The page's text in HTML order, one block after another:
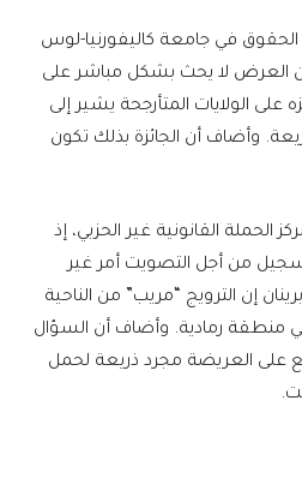
في جامعة كاليفورنيا-لوس
العرض لا يحث بشكل مباشر على
على الولايات المتأرجحة يشير إلى
وأضاف أن الجائزة بذلك تكون
القانونية غير الحزبي، إذ
من أجل التصويت أمر غير
إن الترويج “مريب” من الناحية
منطقة رمادية. وأضاف أن السؤال
على العريضة مجرد ذريعة لحمل